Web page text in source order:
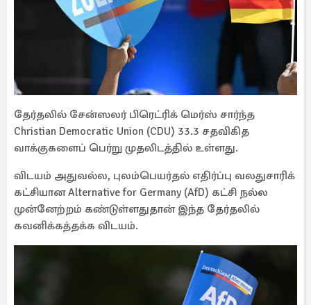
தேர்தலில் சேன்ஸலர் பிரெட்ரிக் மெர்ஸ் சார்ந்த
Christian Democratic Union (CDU) 33.3 சதவிகித
வாக்குகளைப் பெர்று முதலிடத்தில் உள்ளது.
விடயம் அதுவல்ல, புலம்பெயர்தல் எதிர்ப்பு வலதுசாரிக்
கட்சியான Alternative for Germany (AfD) கட்சி நல்ல
முன்னேற்றம் கண்டுள்ளதுதான் இந்த தேர்தலில்
கவனிக்கத்தக்க விடயம்.